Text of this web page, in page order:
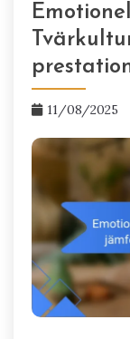
11/08/2025